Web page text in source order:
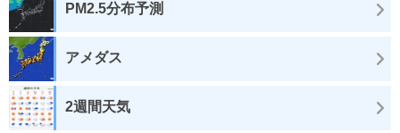
PM2.5分布予測
アメダス
2週間天気